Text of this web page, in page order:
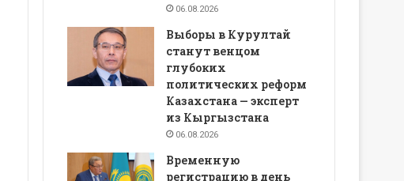
06.08.2026
Выборы в Курултай
станут венцом
глубоких
политических реформ
Казахстана — эксперт
из Кыргызстана
06.08.2026
Временную
регистрацию в день